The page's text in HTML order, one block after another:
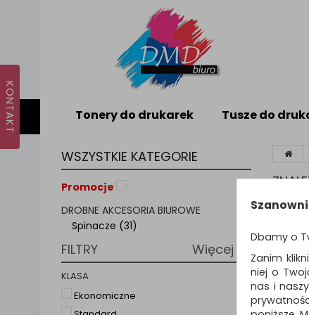
Tonery do drukarek Tusze do
WSZYSTKIE KATEGORIE
Promocje
DROBNE AKCESORIA BIUROWE
Spinacze (31)
FILTRY Więcej
KLASA
Ekonomiczne
Dbamy o
Zanim
niej o
nas i